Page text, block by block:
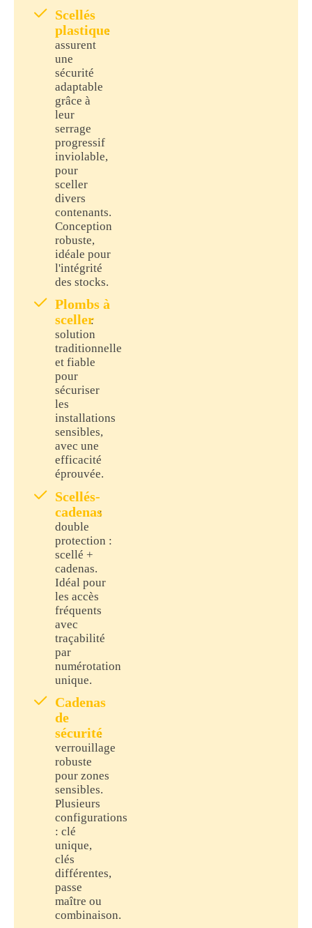
Scellés
plastique
:
assurent
une
sécurité
adaptable
grâce à
leur
serrage
progressif
inviolable,
pour
sceller
divers
contenants.
Conception
robuste,
idéale pour
l'intégrité
des stocks.
Plombs à
sceller
:
solution
traditionnelle
et fiable
pour
sécuriser
les
installations
sensibles,
avec une
efficacité
éprouvée.
Scellés-
cadenas
:
double
protection :
scellé +
cadenas.
Idéal pour
les accès
fréquents
avec
traçabilité
par
numérotation
unique.
Cadenas
de
sécurité
:
verrouillage
robuste
pour zones
sensibles.
Plusieurs
configurations
: clé
unique,
clés
différentes,
passe
maître ou
combinaison.